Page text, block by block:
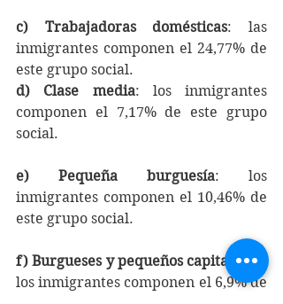
c) Trabajadoras domésticas: las
inmigrantes componen el 24,77% de
este grupo social.
d) Clase media: los inmigrantes
componen el 7,17% de este grupo
social.
e) Pequeña burguesía: los
inmigrantes componen el 10,46% de
este grupo social.
f) Burgueses y pequeños capitalistas
los inmigrantes componen el 6,9% de